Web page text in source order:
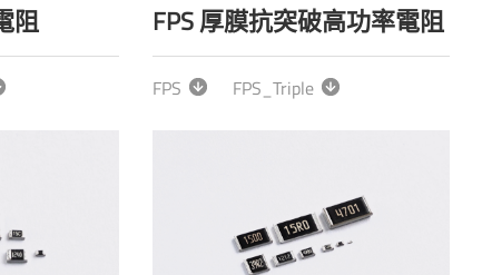
阻 FPS 厚膜抗突破高功率電阻
FPS FPS_Triple